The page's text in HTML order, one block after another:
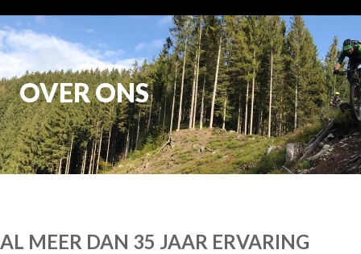
OVER ONS
AL MEER DAN 35 JAAR ERVARING